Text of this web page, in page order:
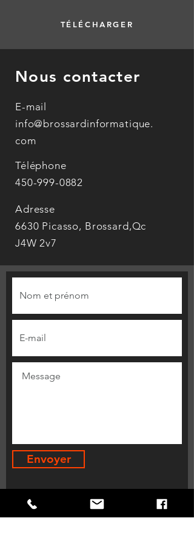
TÉLÉCHARGER
Nous contacter
E-mail
info@brossardinformatique.
com
Téléphone
450-999-0882
Adresse
6630 Picasso, Brossard,Qc
J4W 2v7
Envoyer